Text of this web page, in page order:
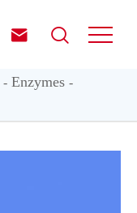
 
Enzymes